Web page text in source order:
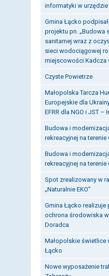
informatyki w urzędzie
Gmina Łącko
projektu pn. „Budowa
sanitarnej wraz z
sieci wodociągowej
miejscowości Kadcza
Czyste Powietrze
Małopolska Tarcza
Europejskie dla
EFRR dla NGO i JST
Budowa i
rekreacyjnej na terenie
Budowa i
rekreacyjnej na terenie
Spot zrealizowany w
„Naturalnie EKO”
Gmina Łącko
ochrona środowiska
Doradca
Małopolskie świetlice
Łącko
Nowe wyposażenie